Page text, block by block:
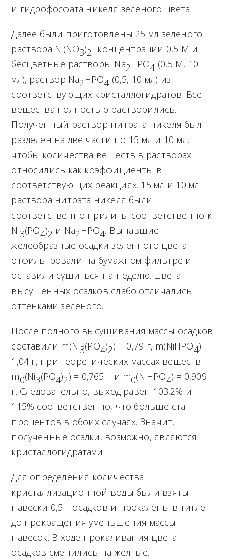
и гидрофосфата никеля зеленого цвета.
Далее были приготовлены 25 мл зеленого
раствора Ni(NO3)2 концентрации 0,5 М и
бесцветные растворы Na2HPO4 (0,5 М, 10
мл), раствор Na2HPO4 (0,5, 10 мл) из
соответствующих кристаллогидратов. Все
вещества полностью растворились.
Полученный раствор нитрата никеля был
разделен на две части по 15 мл и 10 мл,
чтобы количества веществ в растворах
относились как коэффициенты в
соответствующих реакциях. 15 мл и 10 мл
раствора нитрата никеля были
соответственно прилиты соответственно к
Ni3(PO4)2 и Na2HPO4. Выпавшие
желеобразные осадки зеленного цвета
отфильтровали на бумажном фильтре и
оставили сушиться на неделю. Цвета
высушенных осадков слабо отличались
оттенками зеленого.
После полного высушивания массы осадков
составили m(Ni3(PO4)2) = 0,79 г, m(NiHPO4) =
1,04 г, при теоретических массах веществ
m0(Ni3(PO4)2) = 0,765 г и m0(NiHPO4) = 0,909
г. Следовательно, выход равен 103,2% и
115% соответственно, что больше ста
процентов в обоих случаях. Значит,
полученные осадки, возможно, являются
кристаллогидратами.
Для определения количества
кристаллизационной воды были взяты
навески 0,5 г осадков и прокалены в тигле
до прекращения уменьшения массы
навесок. В ходе прокаливания цвета
осадков сменились на желтые.